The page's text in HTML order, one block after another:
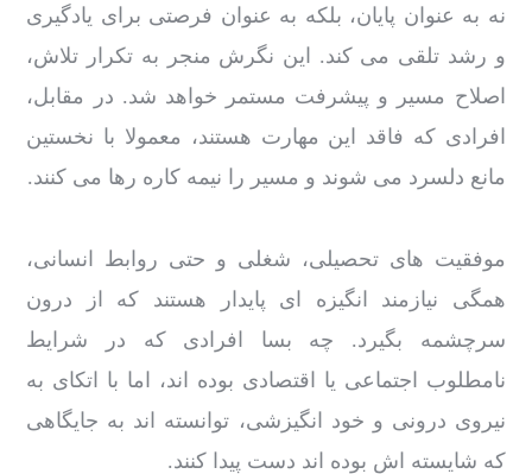
نه به عنوان پایان، بلکه به عنوان فرصتی برای یادگیری
و رشد تلقی می کند. این نگرش منجر به تکرار تلاش،
اصلاح مسیر و پیشرفت مستمر خواهد شد. در مقابل،
افرادی که فاقد این مهارت هستند، معمولا با نخستین
مانع دلسرد می شوند و مسیر را نیمه کاره رها می کنند.
موفقیت های تحصیلی، شغلی و حتی روابط انسانی،
همگی نیازمند انگیزه ای پایدار هستند که از درون
سرچشمه بگیرد. چه بسا افرادی که در شرایط
نامطلوب اجتماعی یا اقتصادی بوده اند، اما با اتکای به
نیروی درونی و خود انگیزشی، توانسته اند به جایگاهی
که شایسته اش بوده اند دست پیدا کنند.